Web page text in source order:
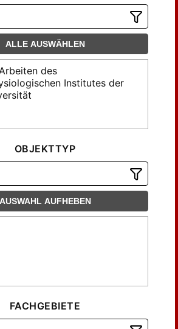
ALLE AUSWÄHLEN
des
Institutes der
OBJEKTTYP
AUSWAHL AUFHEBEN
FACHGEBIETE